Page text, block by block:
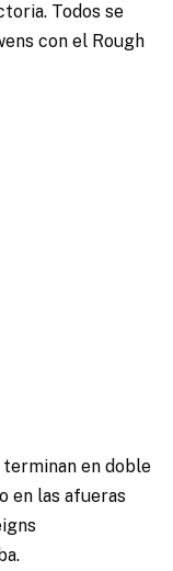
Todos se
con el Rough
terminan en doble
en las afueras